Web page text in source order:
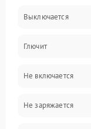
Механические
Выключается
Глючит
Не включается
Не заряжается